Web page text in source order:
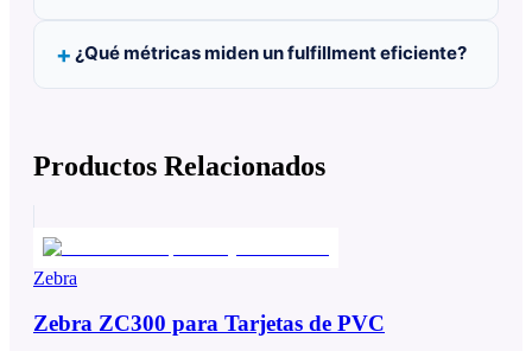
¿Qué métricas miden un fulfillment eficiente?
Productos Relacionados
Zebra
Zebra ZC300 para Tarjetas de PVC